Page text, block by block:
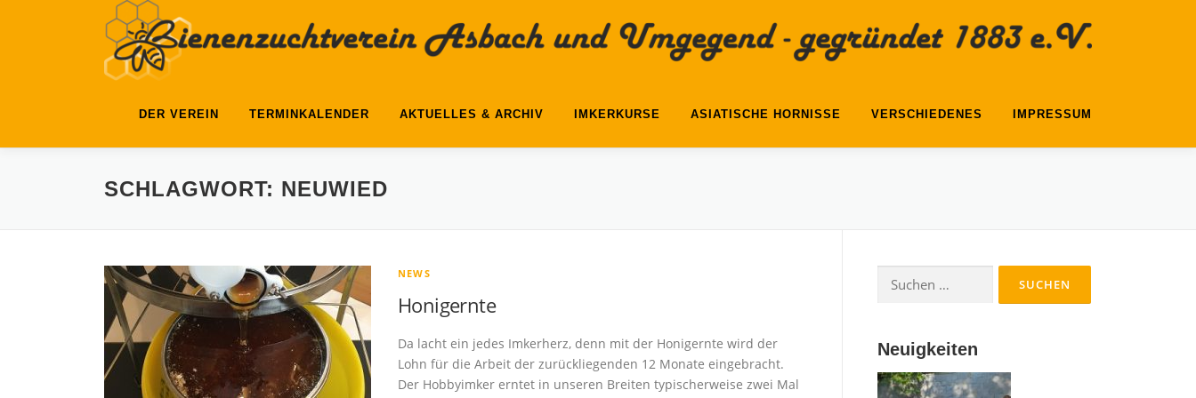
DER VEREIN TERMINKALENDER AKTUELLES & ARCHIV IMKERKURSE ASIATISCHE HORNISSE VERSCHIEDENES IMPRESSUM
SCHLAGWORT: NEUWIED
NEWS
Honigernte
Da lacht ein jedes Imkerherz, denn mit der Honigernte wird der
Lohn für die Arbeit der zurückliegenden 12 Monate eingebracht.
Der Hobbyimker erntet in unseren Breiten typischerweise zwei Mal
nach:
Neuigkeiten